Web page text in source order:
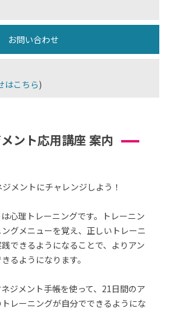
お問い合わせ
はこちら)
ント応用講座 案内
メントにチャレンジしよう！
心理トレーニングです。トレーニン
グメニューを覚え、正しいトレーニ
できるようになることで、よりアン
るようになります。
ジメント手帳を使って、21日間のア
レーニングが自分でできるようにな